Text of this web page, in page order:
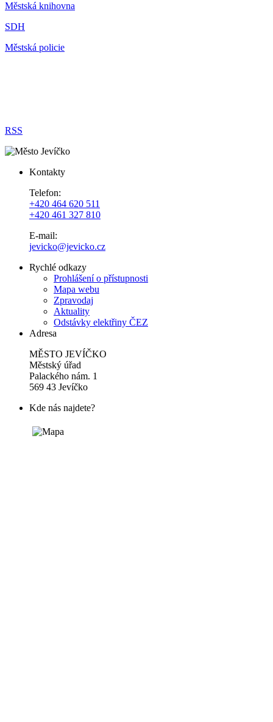
Městská knihovna
SDH
Městská policie
RSS
Kontakty
Telefon:
+420 464 620 511
+420 461 327 810
E-mail:
jevicko@jevicko.cz
Rychlé odkazy
Prohlášení o přístupnosti
Mapa webu
Zpravodaj
Aktuality
Odstávky elektřiny ČEZ
Adresa
MĚSTO JEVÍČKO
Městský úřad
Palackého nám. 1
569 43 Jevíčko
Kde nás najdete?